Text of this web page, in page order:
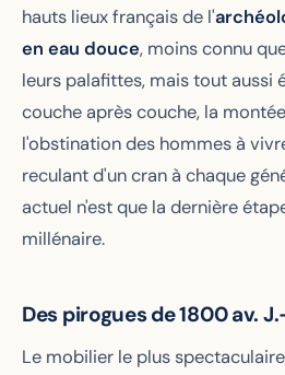
hauts lieux français de l'
en eau douce, moins connu
leurs palafittes, mais tout aussi
couche après couche, la
l'obstination des hommes à
reculant d'un cran à chaque
actuel n'est que la dernière
millénaire.
Des pirogues de 1800 av.
Le mobilier le plus